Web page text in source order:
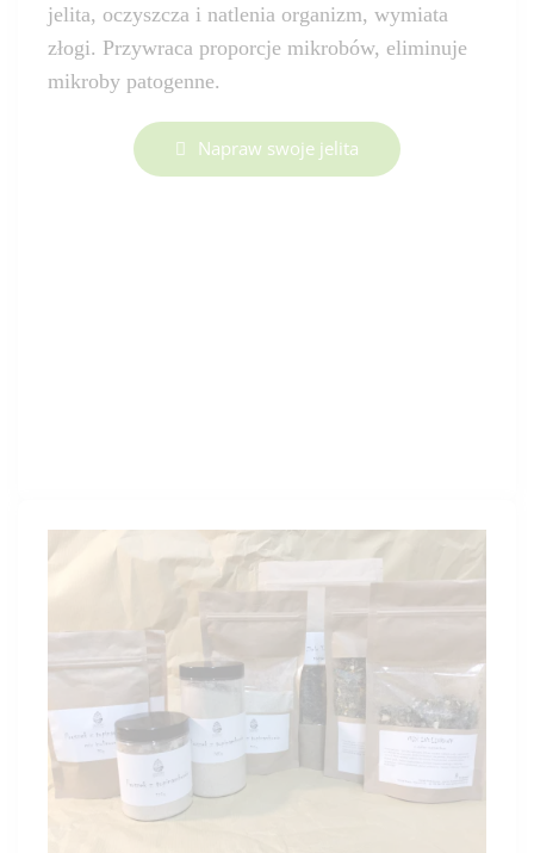
jelita, oczyszcza i natlenia organizm, wymiata
złogi. Przywraca proporcje mikrobów, eliminuje
mikroby patogenne.
Napraw swoje jelita